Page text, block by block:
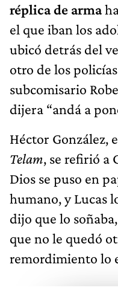
réplica de arma
el que iban los
ubicó detrás del
otro de los
subcomisario
dijera “andá a
Héctor González,
Telam, se refirió a
Dios se puso en
humano, y Lucas
dijo que lo
que no le quedó
remordimiento lo